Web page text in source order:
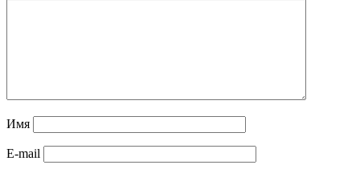
Имя
E-mail